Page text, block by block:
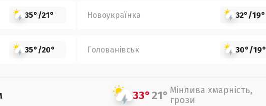
35°/21° Новоукраїнка 32°/19°
35°/20° Голованівськ 30°/19°
33°21° Мінлива хмарність,
грози